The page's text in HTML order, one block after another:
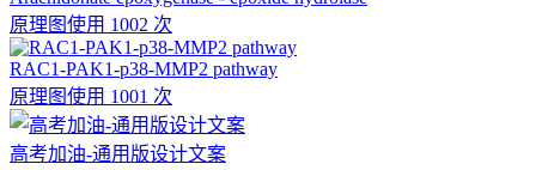
原理图使用 1002 次
RAC1-PAK1-p38-MMP2 pathway
原理图使用 1001 次
高考加油-通用版设计文案